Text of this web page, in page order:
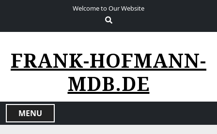
Welcome to Our Website
FRANK-HOFMANN-
MDB.DE
MENU